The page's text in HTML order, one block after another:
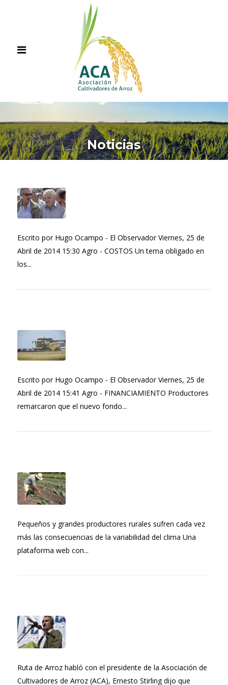
Noticias
Escrito por Hugo Ocampo - El Observador Viernes, 25 de
Abril de 2014 15:30 Agro - COSTOS Un tema obligado en
los...
Escrito por Hugo Ocampo - El Observador Viernes, 25 de
Abril de 2014 15:41 Agro - FINANCIAMIENTO Productores
remarcaron que el nuevo fondo...
Pequeños y grandes productores rurales sufren cada vez
más las consecuencias de la variabilidad del clima Una
plataforma web con...
Ruta de Arroz habló con el presidente de la Asociación de
Cultivadores de Arroz (ACA), Ernesto Stirling dijo que